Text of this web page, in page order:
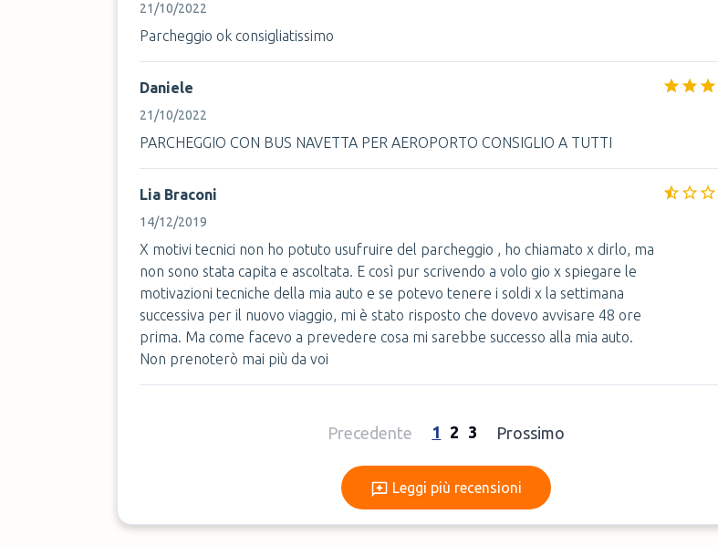
21/10/2022
Parcheggio ok consigliatissimo
Daniele
21/10/2022
PARCHEGGIO CON BUS NAVETTA PER AEROPORTO CONSIGLIO A TUTTI
Lia Braconi
14/12/2019
X motivi tecnici non ho potuto usufruire del parcheggio , ho chiamato x dirlo, ma
non sono stata capita e ascoltata. E così pur scrivendo a volo gio x spiegare le
motivazioni tecniche della mia auto e se potevo tenere i soldi x la settimana
successiva per il nuovo viaggio, mi è stato risposto che dovevo avvisare 48 ore
prima. Ma come facevo a prevedere cosa mi sarebbe successo alla mia auto.
Non prenoterò mai più da voi
Precedente 1 2 3 Prossimo
Leggi più recensioni
Leggi più recensioni